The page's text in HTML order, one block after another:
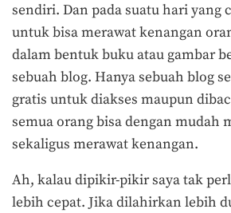
sendiri. Dan pada suatu hari yang
untuk bisa merawat kenangan
dalam bentuk buku atau gambar
sebuah blog. Hanya sebuah blog
gratis untuk diakses maupun
semua orang bisa dengan mudah
sekaligus merawat kenangan.
Ah, kalau dipikir-pikir saya tak
lebih cepat. Jika dilahirkan lebih